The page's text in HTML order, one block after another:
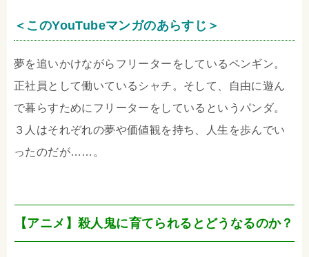
＜このYouTubeマンガのあらすじ＞
夢を追いかけながらフリーターをしているペンギン。
正社員として働いているシャチ。そして、自由に遊ん
で暮らすためにフリーターをしているというパンダ。
３人はそれぞれの夢や価値観を持ち、人生を歩んでい
ったのだが……。
【アニメ】殺人鬼に育てられるとどうなるのか？